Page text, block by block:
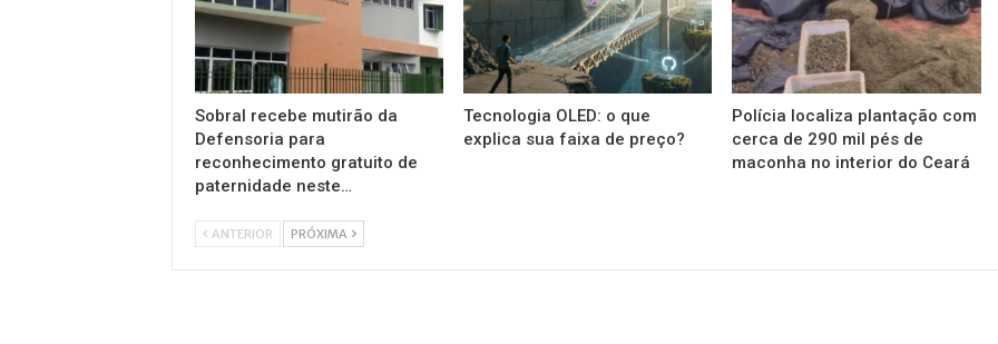
Sobral recebe mutirão da
Defensoria para
reconhecimento gratuito de
paternidade neste…
Tecnologia OLED: o que
explica sua faixa de preço?
Polícia localiza plantação com
cerca de 290 mil pés de
maconha no interior do Ceará
ANTERIOR PRÓXIMA